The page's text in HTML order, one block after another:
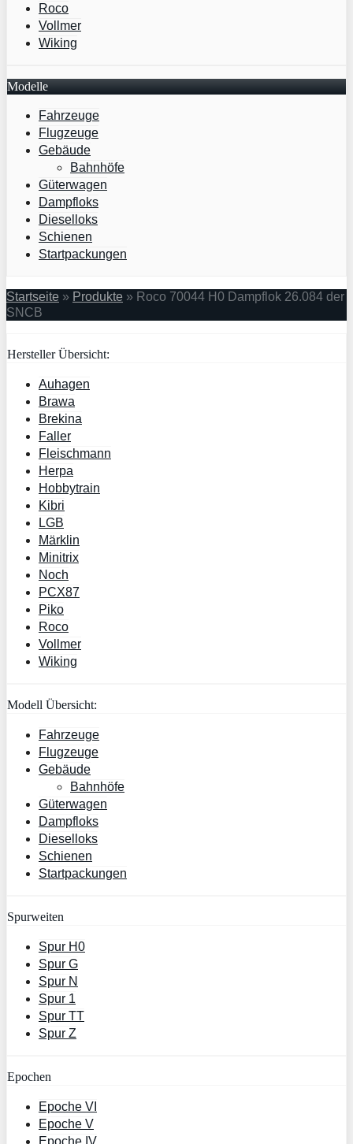
Roco
Vollmer
Wiking
Modelle
Fahrzeuge
Flugzeuge
Gebäude
Bahnhöfe
Güterwagen
Dampfloks
Dieselloks
Schienen
Startpackungen
Startseite » Produkte » Roco 70044 H0 Dampflok 26.084 der
SNCB
Hersteller Übersicht:
Auhagen
Brawa
Brekina
Faller
Fleischmann
Herpa
Hobbytrain
Kibri
LGB
Märklin
Minitrix
Noch
PCX87
Piko
Roco
Vollmer
Wiking
Modell Übersicht:
Fahrzeuge
Flugzeuge
Gebäude
Bahnhöfe
Güterwagen
Dampfloks
Dieselloks
Schienen
Startpackungen
Spurweiten
Spur H0
Spur G
Spur N
Spur 1
Spur TT
Spur Z
Epochen
Epoche VI
Epoche V
Epoche IV